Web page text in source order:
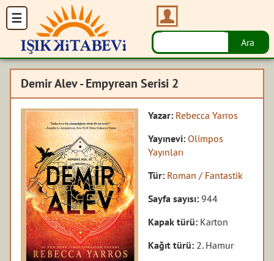
Demir Alev - Empyrean Serisi 2
Yazar: Rebecca Yarros
Yayınevi:Olimpos
Yayınları
Tür: Roman / Fantastik
Sayfa sayısı:944
Kapak türü: Karton
Kağıt türü: 2. Hamur